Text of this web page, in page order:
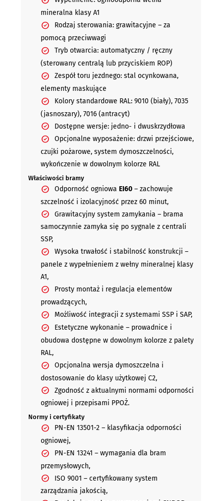
mineralna klasy A1
Rodzaj sterowania: grawitacyjne – za
pomocą przeciwwagi
Tryb otwarcia: automatyczny / ręczny
(sterowany centralą lub przyciskiem ROP)
Zespół toru jezdnego: stal ocynkowana,
elementy maskujące
Kolory standardowe RAL: 9010 (biały), 7035
(jasnoszary), 7016 (antracyt)
Dostępne wersje: jedno- i dwuskrzydłowa
Opcjonalne wyposażenie: drzwi przejściowe,
czujki pożarowe, system dymoszczelności,
wykończenie w dowolnym kolorze RAL
Właściwości bramy
Odporność ogniowa EI60– zachowuje
szczelność i izolacyjność przez 60 minut,
Grawitacyjny system zamykania – brama
samoczynnie zamyka się po sygnale z centrali
SSP,
Wysoka trwałość i stabilność konstrukcji –
panele z wypełnieniem z wełny mineralnej klasy
A1,
Prosty montaż i regulacja elementów
prowadzących,
Możliwość integracji z systemami SSP i SAP,
Estetyczne wykonanie – prowadnice i
obudowa dostępne w dowolnym kolorze z palety
RAL,
Opcjonalna wersja dymoszczelna i
dostosowanie do klasy użytkowej C2,
Zgodność z aktualnymi normami odporności
ogniowej i przepisami PPOŻ.
Normy i certyfikaty
PN-EN 13501-2 – klasyfikacja odporności
ogniowej,
PN-EN 13241 – wymagania dla bram
przemysłowych,
ISO 9001 – certyfikowany system
zarządzania jakością,